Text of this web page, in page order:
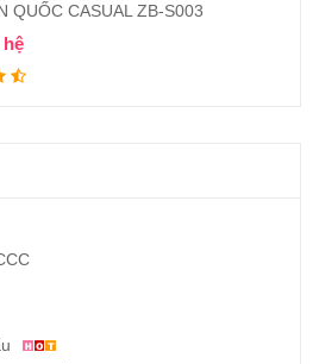
QUỐC CASUAL ZB-S003